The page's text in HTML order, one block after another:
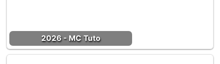
2026 - MC Tuto